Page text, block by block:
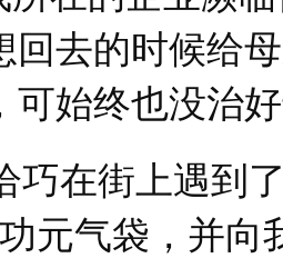
回去的时候给
可始终也没治
街上遇到了
元气袋，并